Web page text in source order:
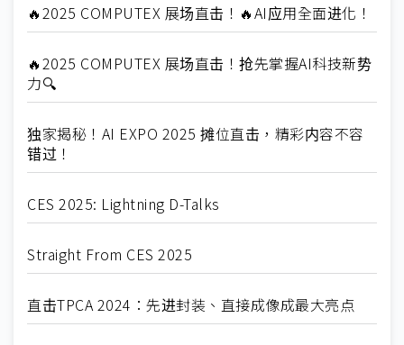
🔥2025 COMPUTEX 展场直击！🔥AI应用全面进化！
🔥2025 COMPUTEX 展场直击！抢先掌握AI科技新势
力🔍
独家揭秘！AI EXPO 2025 摊位直击，精彩内容不容
错过！
CES 2025: Lightning D-Talks
Straight From CES 2025
直击TPCA 2024：先进封装、直接成像成最大亮点